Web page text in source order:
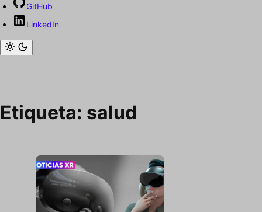
GitHub
LinkedIn
Etiqueta: salud